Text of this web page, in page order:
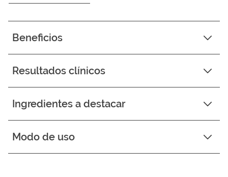
Beneficios
Resultados clínicos
Ingredientes a destacar
Modo de uso